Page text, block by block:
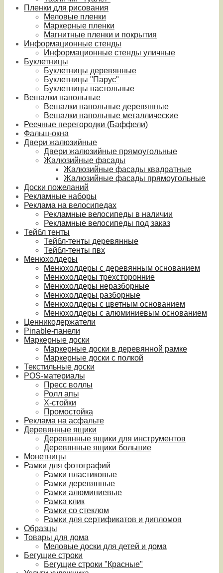
Пленки для рисования
Меловые пленки
Маркерные пленки
Магнитные пленки и покрытия
Информационные стенды
Информационные стенды уличные
Буклетницы
Буклетницы деревянные
Буклетницы "Парус"
Буклетницы настольные
Вешалки напольные
Вешалки напольные деревянные
Вешалки напольные металлические
Реечные перегородки (Баффели)
Фальш-окна
Двери жалюзийные
Двери жалюзийные прямоугольные
Жалюзийные фасады
Жалюзийные фасады квадратные
Жалюзийные фасады прямоугольные
Доски пожеланий
Рекламные наборы
Реклама на велосипедах
Рекламные велосипеды в наличии
Рекламные велосипеды под заказ
Тейбл тенты
Тейбл-тенты деревянные
Тейбл-тенты пвх
Менюхолдеры
Менюхолдеры с деревянным основанием
Менюхолдеры трехсторонние
Менюхолдеры неразборные
Менюхолдеры разборные
Менюхолдеры с цветным основанием
Менюхолдеры с алюминиевым основанием
Ценникодержатели
Pinable-панели
Маркерные доски
Маркерные доски в деревянной рамке
Маркерные доски с полкой
Текстильные доски
POS-материалы
Пресс воллы
Ролл апы
Х-стойки
Промостойка
Реклама на асфальте
Деревянные ящики
Деревянные ящики для инструментов
Деревянные ящики большие
Монетницы
Рамки для фотографий
Рамки пластиковые
Рамки деревянные
Рамки алюминиевые
Рамка клик
Рамки со стеклом
Рамки для сертификатов и дипломов
Образцы
Товары для дома
Меловые доски для детей и дома
Бегущие строки
Бегущие строки "Красные"